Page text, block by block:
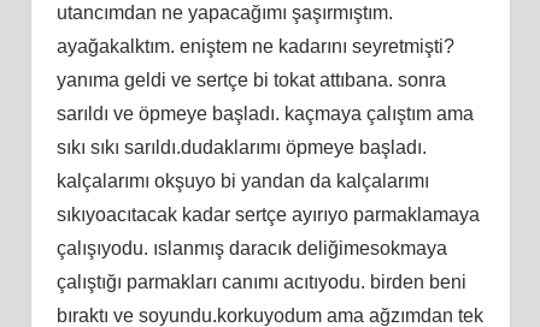
utancımdan ne yapacağımı şaşırmıştım.
ayağakalktım. eniştem ne kadarını seyretmişti?
yanıma geldi ve sertçe bi tokat attıbana. sonra
sarıldı ve öpmeye başladı. kaçmaya çalıştım ama
sıkı sıkı sarıldı.dudaklarımı öpmeye başladı.
kalçalarımı okşuyo bi yandan da kalçalarımı
sıkıyoacıtacak kadar sertçe ayırıyo parmaklamaya
çalışıyodu. ıslanmış daracık deliğimesokmaya
çalıştığı parmakları canımı acıtıyodu. birden beni
bıraktı ve soyundu.korkuyodum ama ağzımdan tek